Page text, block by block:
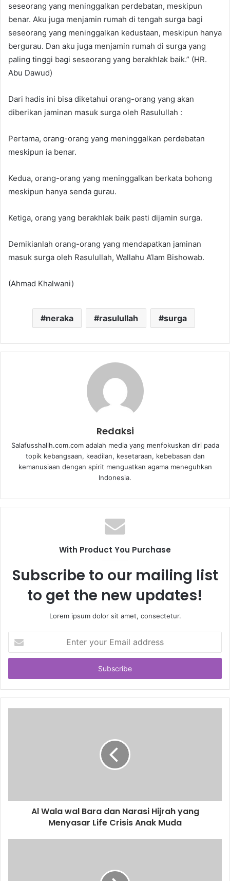
seseorang yang meninggalkan perdebatan, meskipun
benar. Aku juga menjamin rumah di tengah surga bagi
seseorang yang meninggalkan kedustaan, meskipun hanya
bergurau. Dan aku juga menjamin rumah di surga yang
paling tinggi bagi seseorang yang berakhlak baik.” (HR.
Abu Dawud)
Dari hadis ini bisa diketahui orang-orang yang akan
diberikan jaminan masuk surga oleh Rasulullah :
Pertama, orang-orang yang meninggalkan perdebatan
meskipun ia benar.
Kedua, orang-orang yang meninggalkan berkata bohong
meskipun hanya senda gurau.
Ketiga, orang yang berakhlak baik pasti dijamin surga.
Demikianlah orang-orang yang mendapatkan jaminan
masuk surga oleh Rasulullah, Wallahu A’lam Bishowab.
(Ahmad Khalwani)
neraka rasulullah surga
Redaksi
Salafusshalih.com.com adalah media yang menfokuskan diri pada
topik kebangsaan, keadilan, kesetaraan, kebebasan dan
kemanusiaan dengan spirit menguatkan agama meneguhkan
Indonesia.
With Product You Purchase
Subscribe to our mailing list
to get the new updates!
Lorem ipsum dolor sit amet, consectetur.
t
r
y
Al Wala wal Bara dan Narasi Hijrah yang
Menyasar Life Crisis Anak Muda